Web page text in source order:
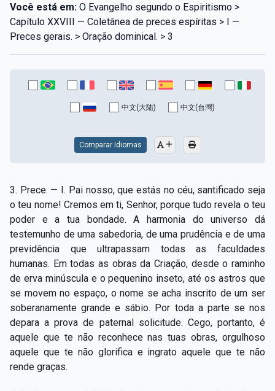
Capítulo XII — Amai os vossos inimigos
Capítulo XIII — Não saiba a vossa mão esquerda o
que dê a vossa mão direita
Capítulo XIV — Honrai a vosso pai e a vossa mãe
Capítulo XV — Fora da caridade não há salvação
Capítulo XVIII — Muitos os chamados, poucos os
escolhidos
▸
Capítulo XIX — A fé transporta montanhas ▸
Capítulo XX — Os trabalhadores da última hora ▸
Capítulo XXI — Haverá falsos cristos e falsos
profetas
▸
Capítulo XXII — Não separareis o que Deus juntou ▸
Capítulo XXIII — Estranha moral ▸
Capítulo XXIV — Não ponhais a candeia debaixo do
Você está em: O Evangelho segundo o Espiritismo >
Capítulo XXVIII — Coletânea de preces espíritas > I —
Preces gerais. > Oração dominical. > 3
中文(大陆) 中文(台灣)
Comparar Idiomas
3. Prece. — I. Pai nosso, que estás no céu, santificado seja
o teu nome! Cremos em ti, Senhor, porque tudo revela o teu
poder e a tua bondade. A harmonia do universo dá
testemunho de uma sabedoria, de uma prudência e de uma
previdência que ultrapassam todas as faculdades
humanas. Em todas as obras da Criação, desde o raminho
de erva minúscula e o pequenino inseto, até os astros que
se movem no espaço, o nome se acha inscrito de um ser
soberanamente grande e sábio. Por toda a parte se nos
depara a prova de paternal solicitude. Cego, portanto, é
aquele que te não reconhece nas tuas obras, orgulhoso
aquele que te não glorifica e ingrato aquele que te não
rende graças.